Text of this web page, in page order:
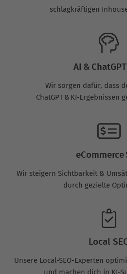
schlagkräftigen
AI & ChatGPT
Wir sorgen dafür, dass
ChatGPT & KI‑Ergebnissen
eCommerce
Wir steigern Sichtbarkeit &
durch gezielte
Local
Unsere Local-SEO-Experten
und machen dich in KI-